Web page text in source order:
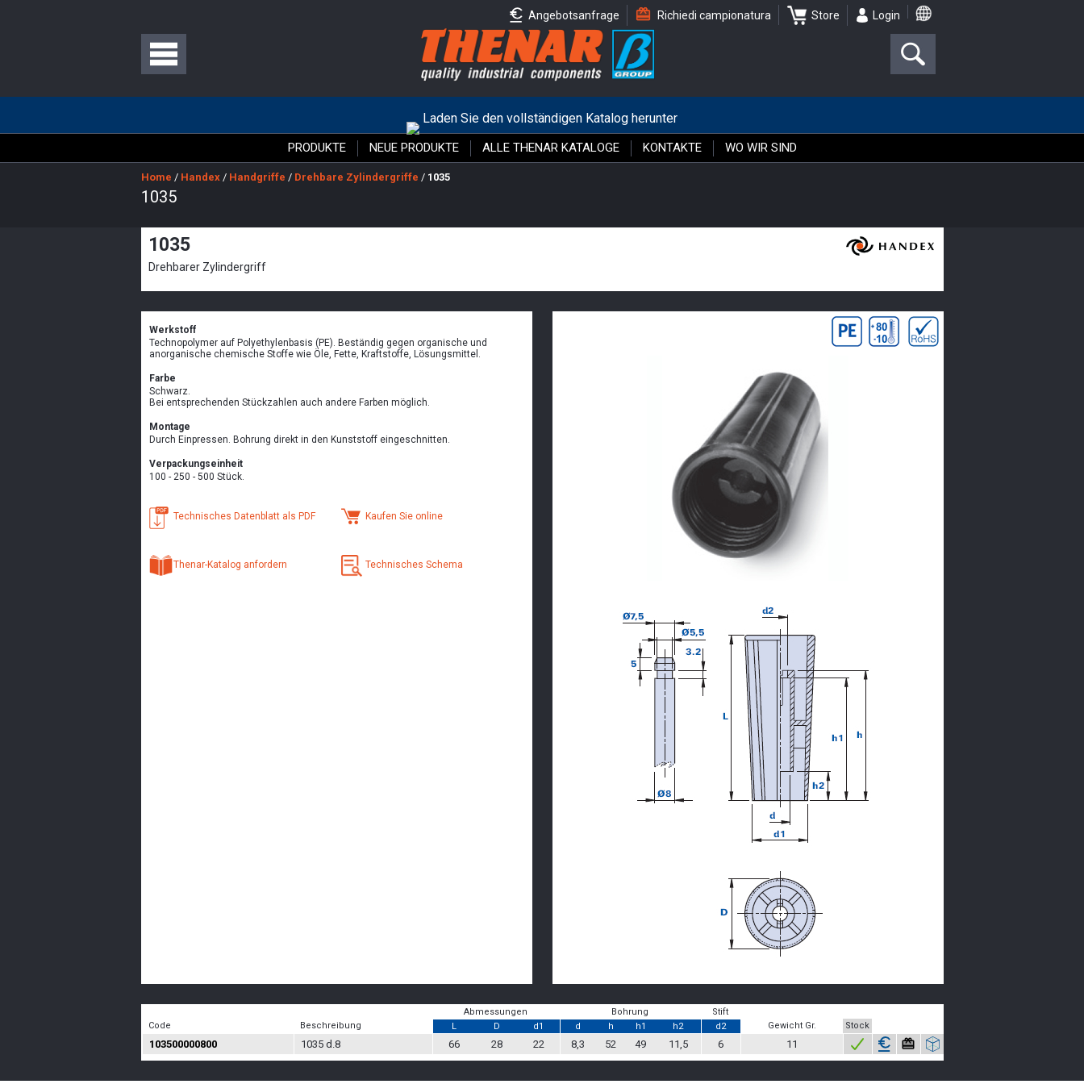
Login
Store
Richiedi campionatura
Angebotsanfrage
Laden Sie den vollständigen Katalog herunter
PRODUKTE NEUE PRODUKTE ALLE THENAR KATALOGE KONTAKTE WO WIR SIND
Home / Handex/ Handgriffe / Drehbare Zylindergriffe / 1035
1035
1035
Drehbarer Zylindergriff
Werkstoff
Technopolymer auf Polyethylenbasis (PE). Beständig gegen organische und
anorganische chemische Stoffe wie Öle, Fette, Kraftstoffe, Lösungsmittel.
Farbe
Schwarz.
Bei entsprechenden Stückzahlen auch andere Farben möglich.
Montage
Durch Einpressen. Bohrung direkt in den Kunststoff eingeschnitten.
Verpackungseinheit
100 - 250 - 500 Stück.
Technisches Datenblatt als PDF Kaufen Sie online
Thenar-Katalog anfordern Technisches Schema
Abmessungen Bohrung
Stift
Code
Beschreibung L D d1 d h h1 h2 d2 Gewicht Gr. Stock
103500000800 1035 d.8 66 28 22 8,3 52 49 11,5 6 11